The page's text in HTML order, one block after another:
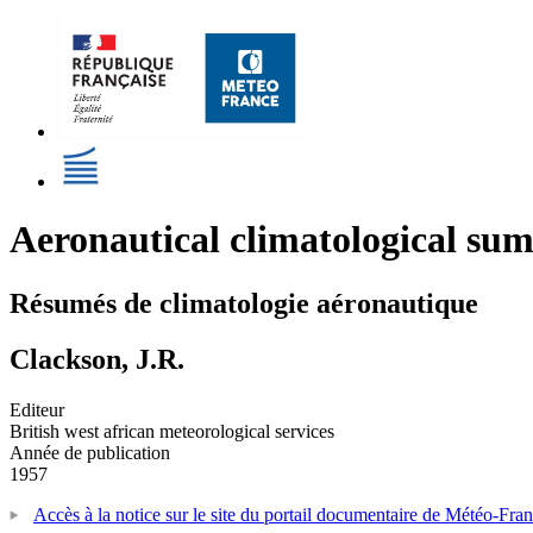
Aeronautical climatological
Résumés de climatologie aéronautique
Clackson, J.R.
Editeur
British west african meteorological services
Année de publication
1957
Accès à la notice sur le site du portail documentaire de Météo-